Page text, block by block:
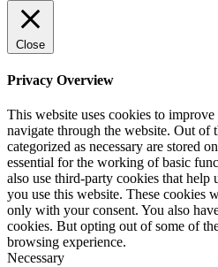
Close
Privacy Overview
This website uses cookies to
navigate through the website. Out of
categorized as necessary are stored
essential for the working of basic
also use third-party cookies that help
you use this website. These cookies
only with your consent. You also
cookies. But opting out of some of
browsing experience.
Necessary